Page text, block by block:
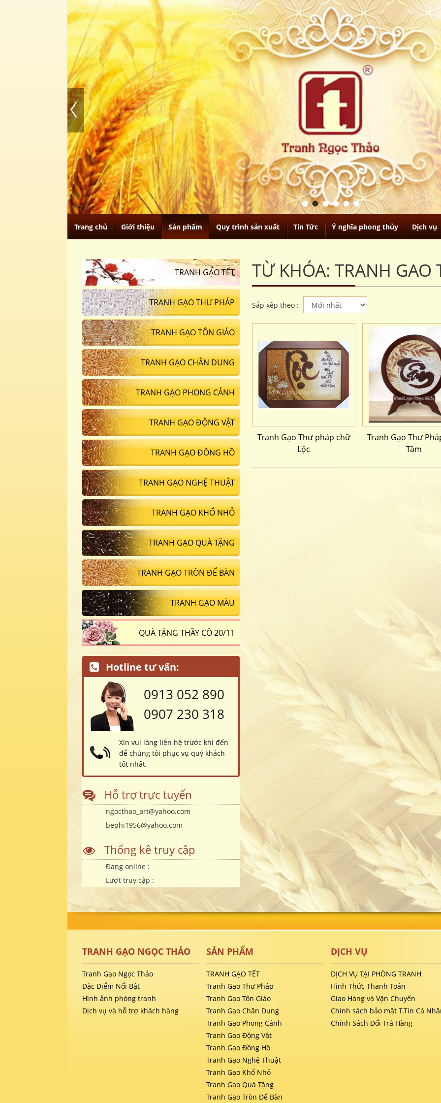
Trang chủ Giới thiệu Sản phẩm Quy trình sản xuất Tin Tức Ý nghĩa phong thủy Dịch vụ
TỪ KHÓA: TRANH GAO
Sắp xếp theo :
Tranh Gạo Thư pháp chữ
Lộc
Tranh Gạo Thư
Tâm
TRANH GẠO TẾT
TRANH GẠO THƯ PHÁP
TRANH GẠO TÔN GIÁO
TRANH GẠO CHÂN DUNG
TRANH GẠO PHONG CẢNH
TRANH GẠO ĐỘNG VẬT
TRANH GẠO ĐỒNG HỒ
TRANH GẠO NGHỆ THUẬT
TRANH GẠO KHỔ NHỎ
TRANH GẠO QUÀ TẶNG
TRANH GẠO TRÒN ĐỂ BÀN
TRANH GẠO MÀU
QUÀ TẶNG THẦY CÔ 20/11
Hotline tư vấn:
0913 052 890
0907 230 318
Xin vui lòng liên hệ trước khi đến
để chúng tôi phục vụ quý khách
tốt nhất.
Hỗ trợ trực tuyến
ngocthao_art@yahoo.com
bephi1956@yahoo.com
Thống kê truy cập
Đang online :
Lượt truy cập :
TRANH GẠO NGỌC THẢO
Tranh Gạo Ngọc Thảo
Đặc Điểm Nổi Bật
Hình ảnh phòng tranh
Dịch vụ và hỗ trợ khách hàng
SẢN PHẨM
TRANH GẠO TẾT
Tranh Gạo Thư Pháp
Tranh Gạo Tôn Giáo
Tranh Gạo Chân Dung
Tranh Gạo Phong Cảnh
Tranh Gạo Động Vật
Tranh Gạo Đồng Hồ
Tranh Gạo Nghệ Thuật
Tranh Gạo Khổ Nhỏ
Tranh Gạo Quà Tặng
Tranh Gạo Tròn Để Bàn
DỊCH VỤ
DỊCH VỤ TẠI PHÒNG TRANH
Hình Thức Thanh Toán
Giao Hàng và Vận Chuyển
Chính sách bảo mật T.Tin Cá
Chính Sách Đổi Trả Hàng